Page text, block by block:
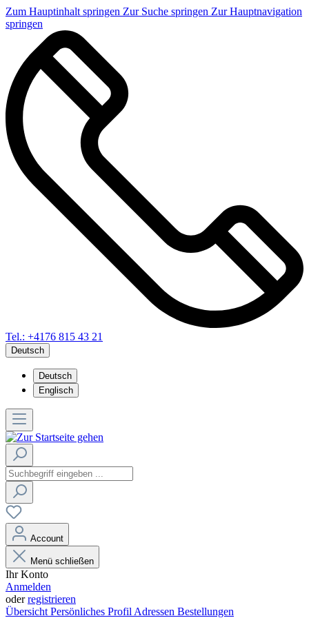
Zum Hauptinhalt springen Zur Suche springen Zur Hauptnavigation
springen
Tel.: +4176 815 43 21
Deutsch
Deutsch
Englisch
Account
Menü schließen
Ihr Konto
Anmelden
oderregistrieren
Übersicht Persönliches Profil Adressen Bestellungen